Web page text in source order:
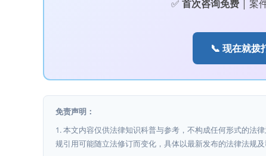
✅ 首次咨询免费| 案
📞 现在就拨
免责声明：
1. 本文内容仅供法律知识科普与参考，不构成任何形式的法
规引用可能随立法修订而变化，具体以最新发布的法律法规及